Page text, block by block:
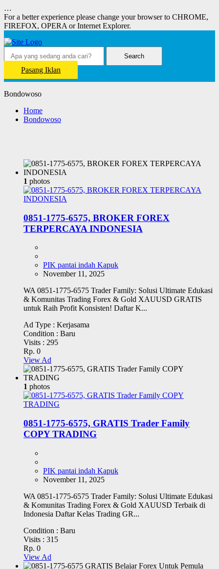
…
For a better experience please change your browser to CHROME,
FIREFOX, OPERA or Internet Explorer.
Search
Pasang Iklan
Bondowoso
Home
Bondowoso
1 photos
0851-1775-6575, BROKER FOREX
TERPERCAYA INDONESIA
PIK pantai indah Kapuk
November 11, 2025
WA 0851-1775-6575 Trader Family: Solusi Ultimate Edukasi
& Komunitas Trading Forex & Gold XAUUSD GRATIS
untuk Raih Profit Konsisten! Daftar K...
Ad Type : Kerjasama
Condition : Baru
Visits : 295
Rp. 0
View Ad
1 photos
0851-1775-6575, GRATIS Trader Family
COPY TRADING
PIK pantai indah Kapuk
November 11, 2025
WA 0851-1775-6575 Trader Family: Solusi Ultimate Edukasi
& Komunitas Trading Forex & Gold XAUUSD Terbaik di
Indonesia Daftar Kelas Trading GR...
Condition : Baru
Visits : 315
Rp. 0
View Ad